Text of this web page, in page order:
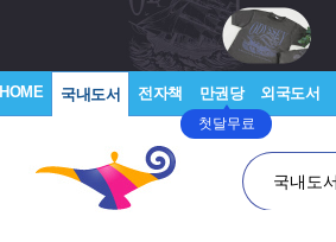
HOME 국내도서 전자책 만권당
첫달무료
외국도서
국내도